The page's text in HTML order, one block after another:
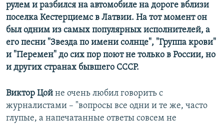
рулем и разбился на автомобиле на дороге вблизи
поселка Кестерциемс в Латвии. На тот момент он
был одним из самых популярных исполнителей, а
его песни "Звезда по имени солнце", "Группа крови"
и "Перемен" до сих пор поют не только в России, но
и других странах бывшего СССР.
Виктор Цой не очень любил говорить с
журналистами – "вопросы все одни и те же, часто
глупые, а напечатанные ответы совсем не